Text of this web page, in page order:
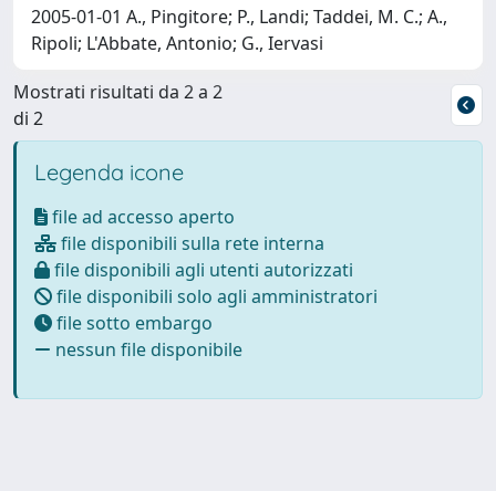
2005-01-01 A., Pingitore; P., Landi; Taddei, M. C.; A.,
Ripoli; L'Abbate, Antonio; G., Iervasi
Mostrati risultati da 2 a 2
di 2
Legenda icone
file ad accesso aperto
file disponibili sulla rete interna
file disponibili agli utenti autorizzati
file disponibili solo agli amministratori
file sotto embargo
nessun file disponibile